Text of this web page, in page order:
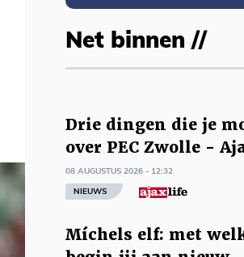
Net binnen //
Drie dingen die je
over PEC Zwolle -
08 AUGUSTUS 2026 - 12:32
NIEUWS
Míchels elf: met